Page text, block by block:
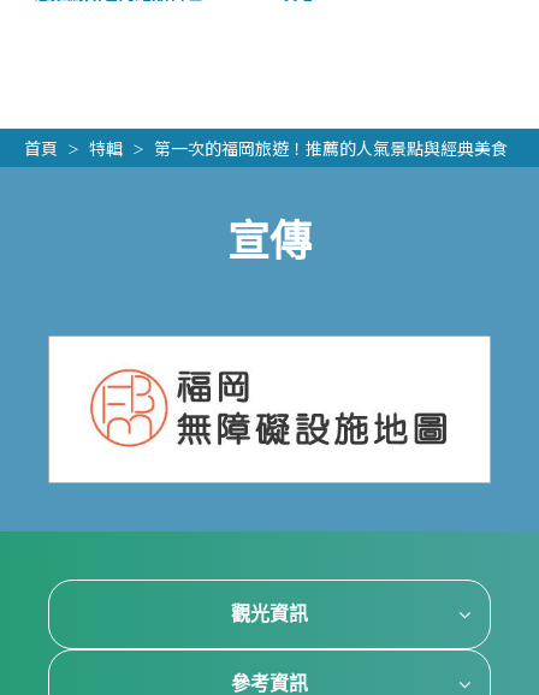
首頁 特輯 第一次的福岡旅遊！推薦的人氣景點與經典美食
宣傳
觀光資訊
參考資訊